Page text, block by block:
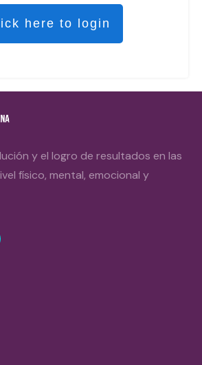
here to login
y el logro de resultados en las
físico, mental, emocional y